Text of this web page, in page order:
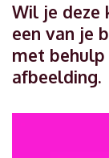
Wil je deze
een van je
met behulp
afbeelding.